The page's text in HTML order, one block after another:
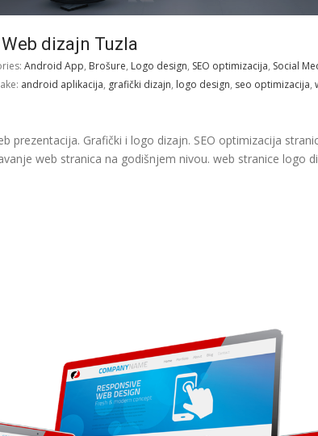
dizajn Tuzla
Android App, Brošure, Logo design, SEO optimizacija, Social
android aplikacija, grafički dizajn, logo design, seo optimizacija,
prezentacija. Grafički i logo dizajn. SEO optimizacija
web stranica na godišnjem nivou. web stranice logo